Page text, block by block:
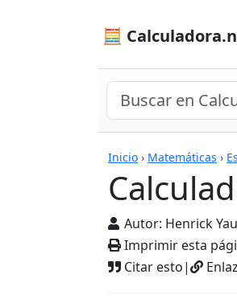
🧮
Inicio › Matemáticas ›
Autor: Henrick Yau
Imprimir esta
Citar esto|